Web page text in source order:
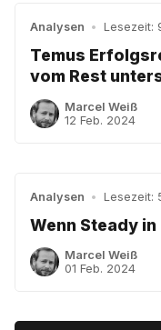
Analysen • Lesezeit:
Temus
vom Rest
Marcel Weiß
12 Feb. 2024
Analysen • Lesezeit:
Wenn Steady
Marcel Weiß
01 Feb. 2024